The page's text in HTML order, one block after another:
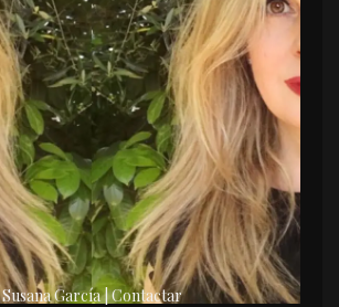
Susana García | Contactar